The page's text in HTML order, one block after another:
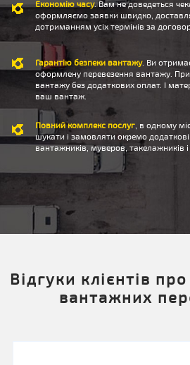
Економію часу. Вам не доведеться
оформляємо заявки швидко,
дотриманням усіх термінів за
Гарантію безпеки вантажу. Ви
оформлену перевезення вантажу. При
вантажу без додаткових оплат. І
ваш вантаж.
Повний комплекс послуг , в одному
шукати і замовляти окремо додаткові
вантажників, муверов, такелажників і
Відгуки клієнтів
вантажних